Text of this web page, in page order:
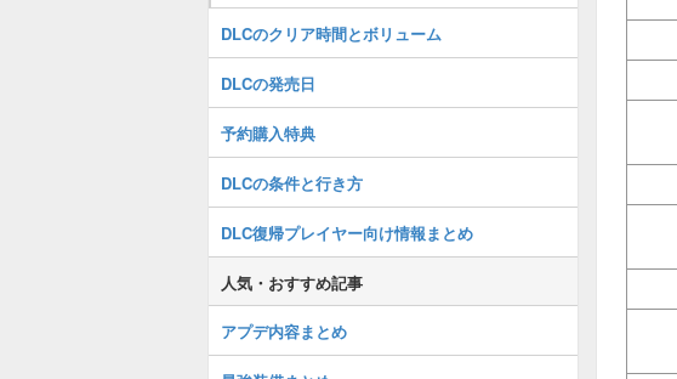
DLCのクリア時間とボリューム
DLCの発売日
予約購入特典
DLCの条件と行き方
DLC復帰プレイヤー向け情報まとめ
人気・おすすめ記事
アプデ内容まとめ